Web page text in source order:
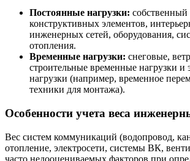
Постоянные нагрузки: собственный
конструктивных элементов,
инженерных сетей, оборудования,
отопления.
Временные нагрузки: снеговые,
строительные временные нагрузки и
нагрузки (например, временное
техники для монтажа).
Особенности учета веса
Вес систем коммуникаций (водопровод,
отопление, электросети, системы ВК,
часто недооцениваемых факторов при